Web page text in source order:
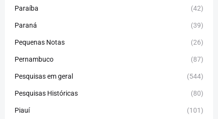
Paraíba (42)
Paraná (39)
Pequenas Notas (26)
Pernambuco (87)
Pesquisas em geral (544)
Pesquisas Históricas (80)
Piauí (101)